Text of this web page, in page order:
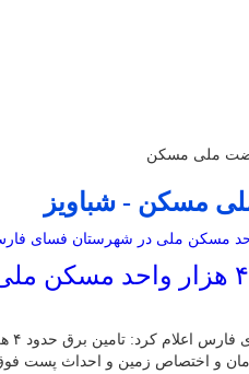
ملی مسکن
مسکن - شباویز
تامین برق بیش از ۴ هزار